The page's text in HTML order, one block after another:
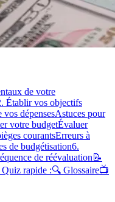
de votre
Établir vos objectifs
vos dépensesAstuces pour
votre budgetÉvaluer
courantsErreurs à
de budgétisation6.
de réévaluation📝
rapide :🔍 Glossaire📺